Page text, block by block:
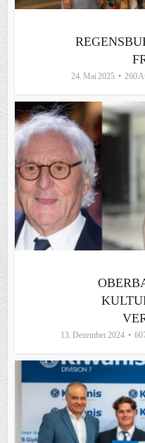
24. Mai 2025 260
13. Dezember 2024